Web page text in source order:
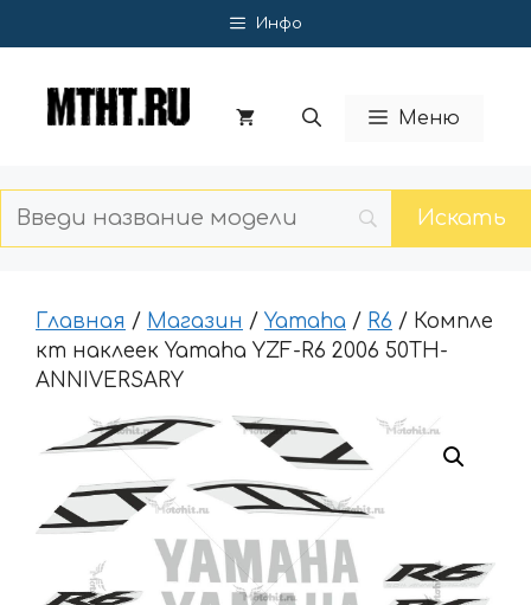
к
Инфо
Меню
Главная / Магазин / Yamaha / R6 / Компле
кт наклеек Yamaha YZF-R6 2006 50TH-
ANNIVERSARY